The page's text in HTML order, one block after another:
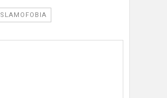
ISLAMOFOBIA